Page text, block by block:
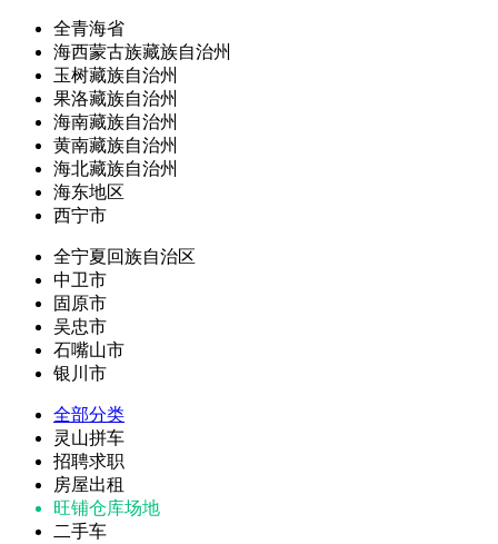
全青海省
海西蒙古族藏族自治州
玉树藏族自治州
果洛藏族自治州
海南藏族自治州
黄南藏族自治州
海北藏族自治州
海东地区
西宁市
全宁夏回族自治区
中卫市
固原市
吴忠市
石嘴山市
银川市
全部分类
灵山拼车
招聘求职
房屋出租
旺铺仓库场地
二手车